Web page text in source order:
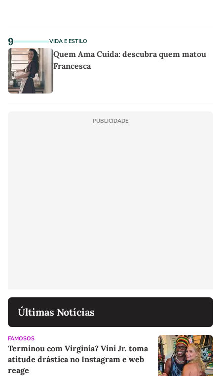
9 VIDA E ESTILO
Quem Ama Cuida: descubra quem matou
Francesca
PUBLICIDADE
Últimas Notícias
FAMOSOS
Terminou com Virginia? Vini Jr. toma
atitude drástica no Instagram e web
reage